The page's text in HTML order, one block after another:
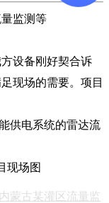
量监测等
设备刚好契合诉
现场的需要。项目
内蒙古某灌区流量监